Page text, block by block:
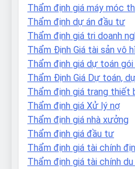
Thẩm định giá máy móc
Thẩm định dự án đầu tư
Thẩm định giá tri doanh
Thẩm Định Giá tài sản vô
Thẩm định giá dự toán
Thẩm Định Giá Dự toán,
Thẩm định giá trang thiết
Thẩm định giá Xử lý nợ
Thẩm định giá nhà xưởng
Thẩm định giá đầu tư
Thẩm định giá tài chính
Thẩm định giá tài chính